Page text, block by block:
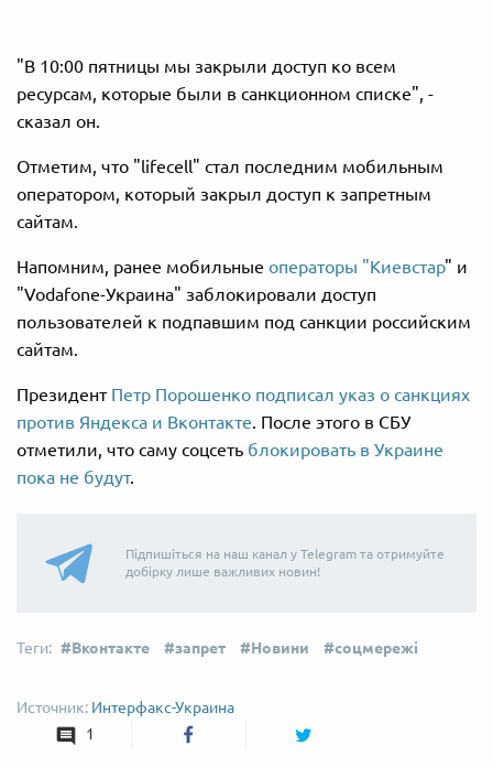
"В 10:00 пятницы мы закрыли доступ ко всем
ресурсам, которые были в санкционном списке", -
сказал он.
Отметим, что "lifecell" стал последним мобильным
оператором, который закрыл доступ к запретным
сайтам.
Напомним, ранее мобильные операторы "Киевстар" и
"Vodafone-Украина" заблокировали доступ
пользователей к подпавшим под санкции российским
сайтам.
Президент Петр Порошенко подписал указ о санкциях
против Яндекса и Вконтакте. После этого в СБУ
отметили, что саму соцсеть блокировать в Украине
пока не будут.
Підпишіться на наш канал у Telegram та отримуйте
добірку лише важливих новин!
Вконтакте запрет Новини соцмережі
Интерфакс-Украина
1